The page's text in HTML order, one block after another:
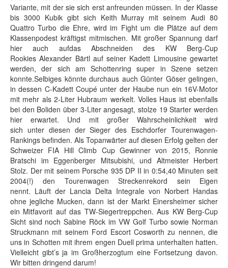
Variante, mit der sie sich erst anfreunden müssen. In der Klasse
bis 3000 Kubik gibt sich Keith Murray mit seinem Audi 80
Quattro Turbo die Ehre, wird im Fight um die Plätze auf dem
Klassenpodest kräftigst mitmischen. Mit großer Spannung darf
hier auch aufdas Abschneiden des KW Berg-Cup
Rookies Alexander Bärtl auf seiner Kadett Limousine gewartet
werden, der sich am Schottenring super in Szene setzen
konnte.Selbiges könnte durchaus auch Günter Göser gelingen,
in dessen C-Kadett Coupé unter der Haube nun ein 16V-Motor
mit mehr als 2-Liter Hubraum werkelt. Volles Haus ist ebenfalls
bei den Boliden über 3-Liter angesagt, stolze 19 Starter werden
hier erwartet. Und mit großer Wahrscheinlichkeit wird
sich unter diesen der Sieger des Eschdorfer Tourenwagen-
Rankings befinden. Als Topanwärter auf diesen Erfolg gelten der
Schweizer FIA Hill Climb Cup Gewinner von 2015, Ronnie
Bratschi im Eggenberger Mitsubishi, und Altmeister Herbert
Stolz. Der mit seinem Porsche 935 DP II in 0:54,40 Minuten seit
2004(!) den Tourenwagen Streckenrekord sein Eigen
nennt. Läuft der Lancia Delta Integrale von Norbert Handas
ohne jegliche Mucken, dann ist der Markt Einersheimer sicher
ein Mitfavorit auf das TW-Siegertreppchen. Aus KW Berg-Cup
Sicht sind noch Sabine Röck im VW Golf Turbo sowie Norman
Struckmann mit seinem Ford Escort Cosworth zu nennen, die
uns in Schotten mit ihrem engen Duell prima unterhalten hatten.
Vielleicht gibt’s ja im Großherzogtum eine Fortsetzung davon.
Wir bitten dringend darum!